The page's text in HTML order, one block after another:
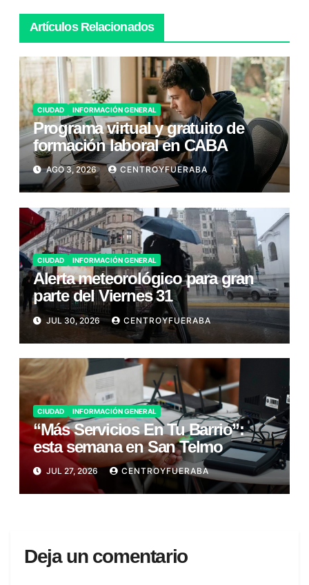
Artículos Relacionados
CIUDAD INFORMACIÓN GENERAL
Programa virtual y gratuito de
formación laboral en CABA
AGO 3, 2026 CENTROYFUERABA
CIUDAD INFORMACIÓN GENERAL
Alerta meteorológico para gran
parte del Viernes 31
JUL 30, 2026 CENTROYFUERABA
CIUDAD INFORMACIÓN GENERAL
“Más Servicios En Tu Barrio”:
esta semana en San Telmo
JUL 27, 2026 CENTROYFUERABA
Deja un comentario